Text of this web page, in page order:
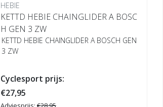
HEBIE
KETTD HEBIE CHAINGLIDER A BOSC
H GEN 3 ZW
KETTD HEBIE CHAINGLIDER A BOSCH GEN
3 ZW
Cyclesport prijs:
€27,95